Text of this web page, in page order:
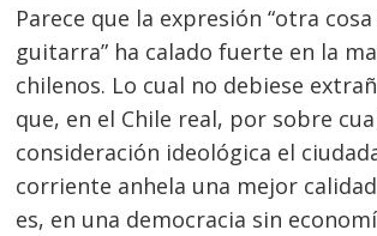
Parece que la expresión “otra
guitarra” ha calado fuerte en la
chilenos. Lo cual no debiese
que, en el Chile real, por sobre
consideración ideológica el
corriente anhela una mejor
es, en una democracia sin